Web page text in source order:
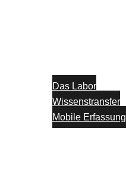
Das Labor
Wissenstransfer
Mobile Erfassung